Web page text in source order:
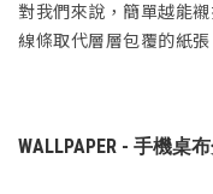
對我們來說，簡單越能
線條取代層層包覆的紙張
WALLPAPER - 手機桌